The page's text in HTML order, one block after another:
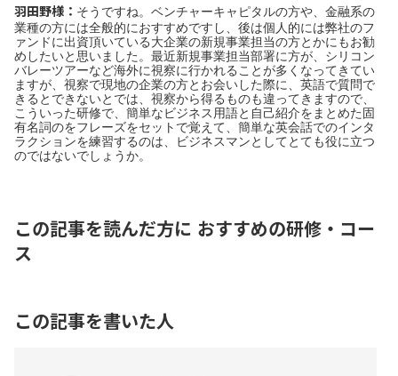
羽田野様： そうですね。ベンチャーキャピタルの方や、金融系の
業種の方には全般的におすすめですし、後は個人的には弊社のフ
ァンドに出資頂いている大企業の新規事業担当の方とかにもお勧
めしたいと思いました。最近新規事業担当部署に方が、シリコン
バレーツアーなど海外に視察に行かれることが多くなってきてい
ますが、視察で現地の企業の方とお会いした際に、英語で質問で
きるとできないとでは、視察から得るものも違ってきますので、
こういった研修で、簡単なビジネス用語と自己紹介をまとめた固
有名詞のをフレーズをセットで覚えて、簡単な英会話でのインタ
ラクションを練習するのは、ビジネスマンとしてとても役に立つ
のではないでしょうか。
この記事を読んだ方に おすすめの研修・コー
ス
この記事を書いた人